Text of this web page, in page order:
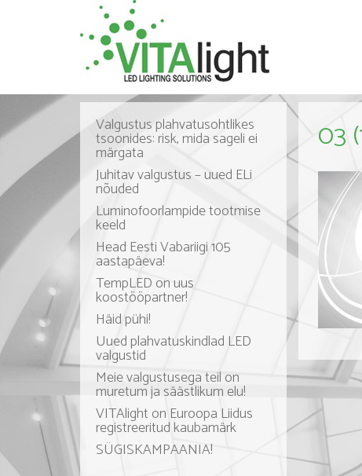
Valgustus plahvatusohtlikes
tsoonides: risk, mida sageli ei
märgata
Juhitav valgustus – uued ELi
nõuded
Luminofoorlampide tootmise
keeld
Head Eesti Vabariigi 105
aastapäeva!
TempLED on uus
koostööpartner!
Häid pühi!
Uued plahvatuskindlad LED
valgustid
Meie valgustusega teil on
muretum ja säästlikum elu!
VITAlight on Euroopa Liidus
registreeritud kaubamärk
SÜGISKAMPAANIA!
03